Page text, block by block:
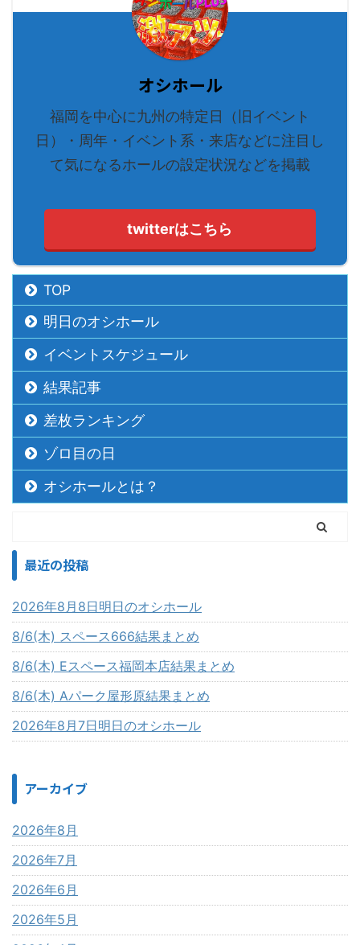
オシホール
福岡を中心に九州の特定日（旧イベント
日）・周年・イベント系・来店などに注目し
て気になるホールの設定状況などを掲載
twitterはこちら
TOP
明日のオシホール
イベントスケジュール
結果記事
差枚ランキング
ゾロ目の日
オシホールとは？
最近の投稿
2026年8月8日明日のオシホール
8/6(木) スペース666結果まとめ
8/6(木) Eスペース福岡本店結果まとめ
8/6(木) Aパーク屋形原結果まとめ
2026年8月7日明日のオシホール
アーカイブ
2026年8月
2026年7月
2026年6月
2026年5月